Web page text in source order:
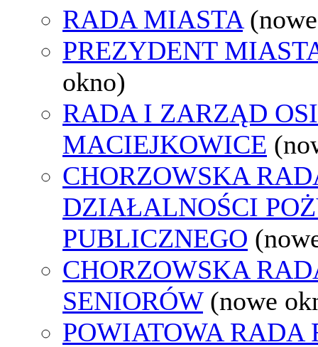
RADA MIASTA
PREZYDENT
okno)
RADA I ZARZĄD
MACIEJKOWICE
CHORZOWSKA
DZIAŁALNOŚCI
PUBLICZNEGO
CHORZOWSKA
SENIORÓW (nowe
POWIATOWA RADA